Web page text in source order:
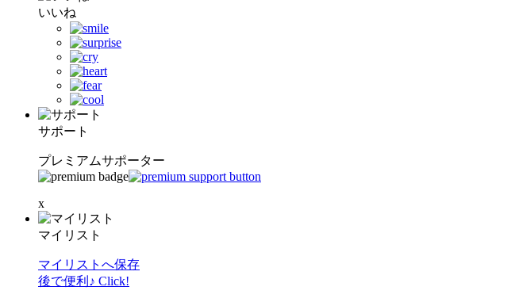
いいね
サポート
プレミアムサポーター
x
マイリスト
マイリストへ保存
後で便利♪ Click!